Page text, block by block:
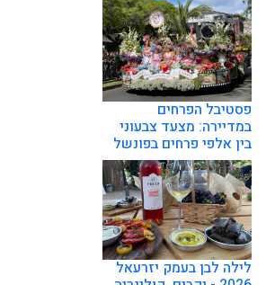
פסטיבל הפרחים
במדיירה: מצעד צבעוני
בין אלפי פרחים בפונשל
לילה לבן בעמק יזרעאל